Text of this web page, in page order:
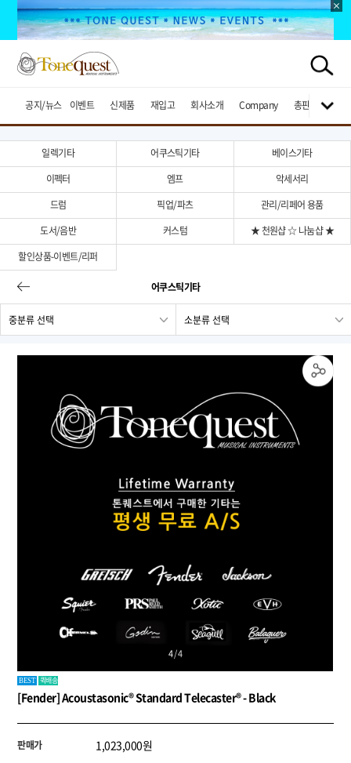
공지/뉴스 이벤트 신제품 재입고 회사소개 Company 총판브랜드
일렉기타 어쿠스틱기타
베이스기타
이펙터
엠프
악세서리
드럼
픽업/파츠
관리/리페어 용품
도서/음반
커스텀
★ 천원샵 ☆ 나눔샵 ★
할인상품-이벤트/리퍼
어쿠스틱기타
1/4
BEST 퀵배송
[Fender] Acoustasonic® Standard Telecaster® - Black
판매가 1,023,000원